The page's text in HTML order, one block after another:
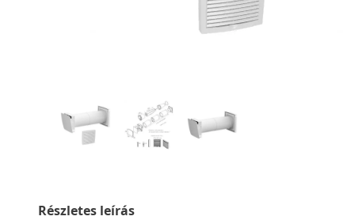
Részletes leírás